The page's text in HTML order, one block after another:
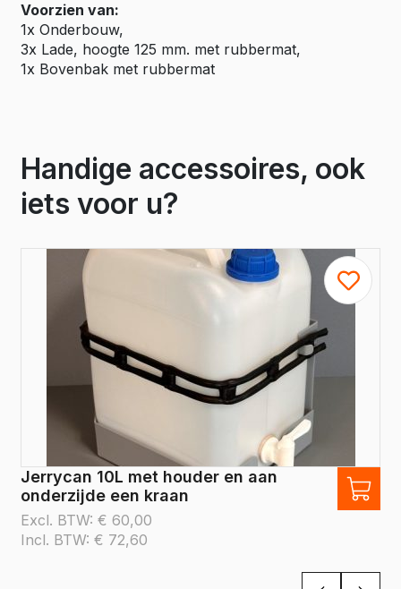
Voorzien van:
1x Onderbouw,
3x Lade, hoogte 125 mm. met rubbermat,
1x Bovenbak met rubbermat
Handige accessoires, ook
iets voor u?
Jerrycan 10L met houder en aan
onderzijde een kraan
Excl. BTW: € 60,00
Incl. BTW: € 72,60